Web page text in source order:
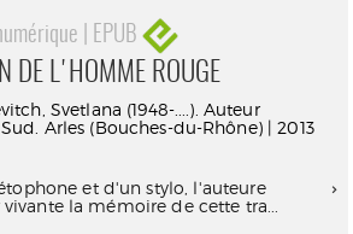
| EPUB
DE L'HOMME ROUGE
Svetlana (1948-....). Auteur
Arles (Bouches-du-Rhône) | 2013
et d'un stylo, l'auteure
la mémoire de cette tra...